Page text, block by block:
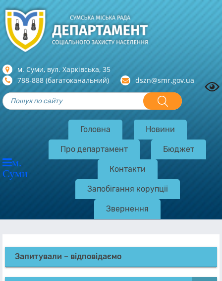
м. Суми, вул. Харкiвська, 35
788-888 (багатоканальний)
dszn@smr.gov.ua
м.
Суми
Головна Новини
Про департамент Бюджет
Контакти
Запобігання корупції
Звернення
Запитували – відповідаємо